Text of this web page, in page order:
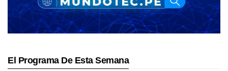
El Programa De Esta Semana